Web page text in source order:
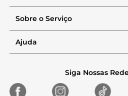
Sobre o Serviço
Ajuda
Siga Nossas